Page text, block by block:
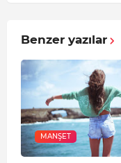
Benzer yazılar
MANŞET